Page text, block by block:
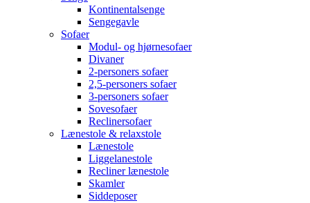
Kontinentalsenge
Sengegavle
Sofaer
Modul- og hjørnesofaer
Divaner
2-personers sofaer
2,5-personers sofaer
3-personers sofaer
Sovesofaer
Reclinersofaer
Lænestole & relaxstole
Lænestole
Liggelanestole
Recliner lænestole
Skamler
Siddeposer